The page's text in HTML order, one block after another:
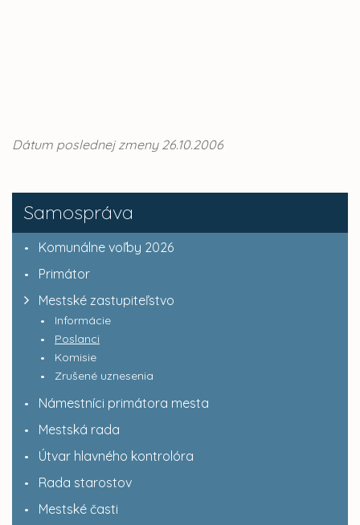
Samospráva
Komunálne voľby 2026
Primátor
Mestské zastupiteľstvo
Informácie
Poslanci
Komisie
Zrušené uznesenia
Námestníci primátora mesta
Mestská rada
Útvar hlavného kontrolóra
Rada starostov
Mestské časti
Dátum poslednej zmeny 26.10.2006